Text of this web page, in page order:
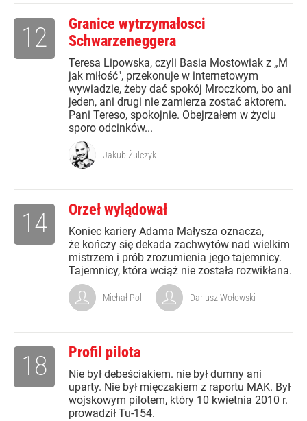
Granice wytrzymałosci
Schwarzeneggera
Teresa Lipowska, czyli Basia Mostowiak z „M
jak miłość", przekonuje w internetowym
wywiadzie, żeby dać spokój Mroczkom, bo ani
jeden, ani drugi nie zamierza zostać aktorem.
Pani Tereso, spokojnie. Obejrzałem w życiu
sporo odcinków...
12
Jakub Żulczyk
Orzeł wylądował
Koniec kariery Adama Małysza oznacza,
że kończy się dekada zachwytów nad wielkim
mistrzem i prób zrozumienia jego tajemnicy.
Tajemnicy, która wciąż nie została rozwikłana.
14
Michał Pol Dariusz Wołowski
Profil pilota
Nie był debeściakiem. nie był dumny ani
uparty. Nie był mięczakiem z raportu MAK. Był
wojskowym pilotem, który 10 kwietnia 2010 r.
prowadził Tu-154.
18